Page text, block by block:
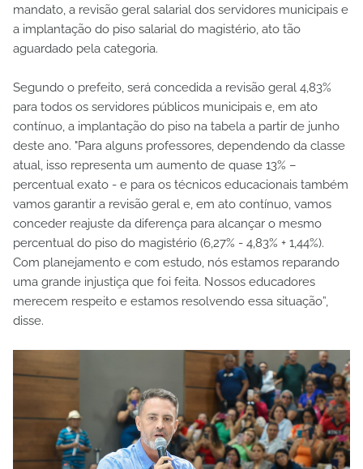
mandato, a revisão geral salarial dos servidores municipais e
a implantação do piso salarial do magistério, ato tão
aguardado pela categoria.
Segundo o prefeito, será concedida a revisão geral 4,83%
para todos os servidores públicos municipais e, em ato
contínuo, a implantação do piso na tabela a partir de junho
deste ano. "Para alguns professores, dependendo da classe
atual, isso representa um aumento de quase 13% –
percentual exato - e para os técnicos educacionais também
vamos garantir a revisão geral e, em ato contínuo, vamos
conceder reajuste da diferença para alcançar o mesmo
percentual do piso do magistério (6,27% - 4,83% + 1,44%).
Com planejamento e com estudo, nós estamos reparando
uma grande injustiça que foi feita. Nossos educadores
merecem respeito e estamos resolvendo essa situação”,
disse.